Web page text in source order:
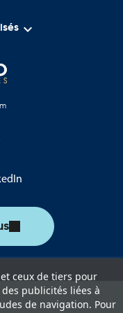

ceux de tiers pour
publicités liées à
de navigation. Pour